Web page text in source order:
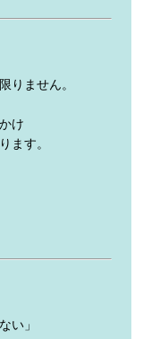
りません。
け
ます。
い」